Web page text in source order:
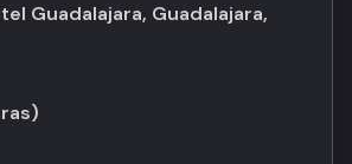
Guadalajara, Guadalajara,
)